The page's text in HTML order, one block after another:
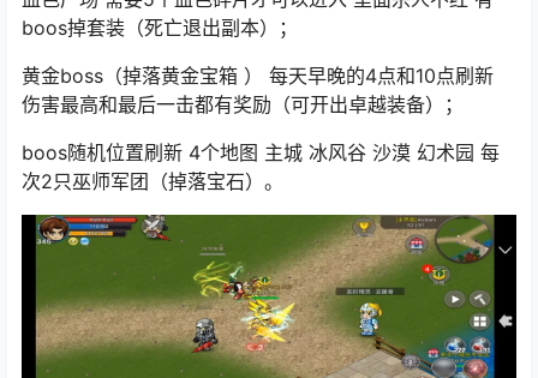
boos掉套装（死亡退出副本）；
黄金boss（掉落黄金宝箱 ） 每天早晚的4点和10点刷新
伤害最高和最后一击都有奖励（可开出卓越装备）；
boos随机位置刷新 4个地图 主城 冰风谷 沙漠 幻术园 每
次2只巫师军团（掉落宝石）。